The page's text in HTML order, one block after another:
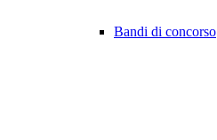
Bandi di concorso